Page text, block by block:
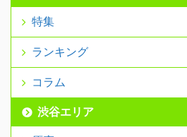
特集
ランキング
コラム
渋谷エリア